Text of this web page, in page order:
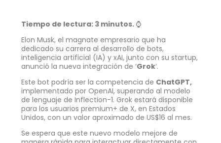
Tiempo de lectura: 3 minutos. ⌚
Elon Musk, el magnate empresario que ha
dedicado su carrera al desarrollo de bots,
inteligencia artificial (IA) y xAI, junto con su startup,
anunció la nueva integración de ‘Grok‘.
Este bot podría ser la competencia de ChatGPT,
implementado por OpenAI, superando al modelo
de lenguaje de Inflection-1. Grok estará disponible
para los usuarios premium+ de X, en Estados
Unidos, con un valor aproximado de US$16 al mes.
Se espera que este nuevo modelo mejore de